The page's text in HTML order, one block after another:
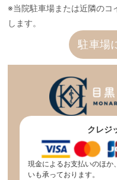
※当院駐車場または近隣のコ
します。
駐車場
クレジ
現金によるお支払いのほか
いも承っております。